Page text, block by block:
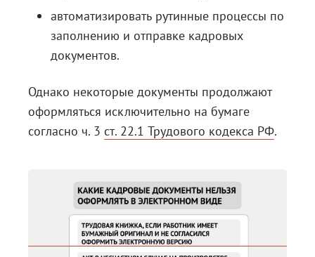
автоматизировать рутинные процессы по
заполнению и отправке кадровых
документов.
Однако некоторые документы продолжают
оформляться исключительно на бумаге
согласно ч. 3 ст. 22.1 Трудового кодекса РФ.